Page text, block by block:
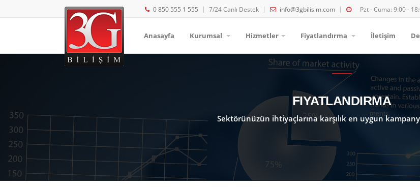
0 850 555 1 555 7/24 Canlı Destek info@3gbilisim.com Pzt - Cuma: 9:00 -
Anasayfa Kurumsal Hizmetler Fiyatlandırma İletişim
FIYATLANDIRMA
Sektörünüzün ihtiyaçlarına karşılık en uygun